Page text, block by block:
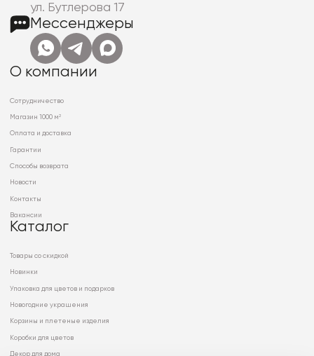
ул. Бутлерова 17
Мессенджеры
О компании
Сотрудничество
Магазин 1000 м²
Оплата и доставка
Гарантии
Способы возврата
Новости
Контакты
Вакансии
Каталог
Товары со скидкой
Новинки
Упаковка для цветов и подарков
Новогодние украшения
Корзины и плетеные изделия
Коробки для цветов
Декор для дома